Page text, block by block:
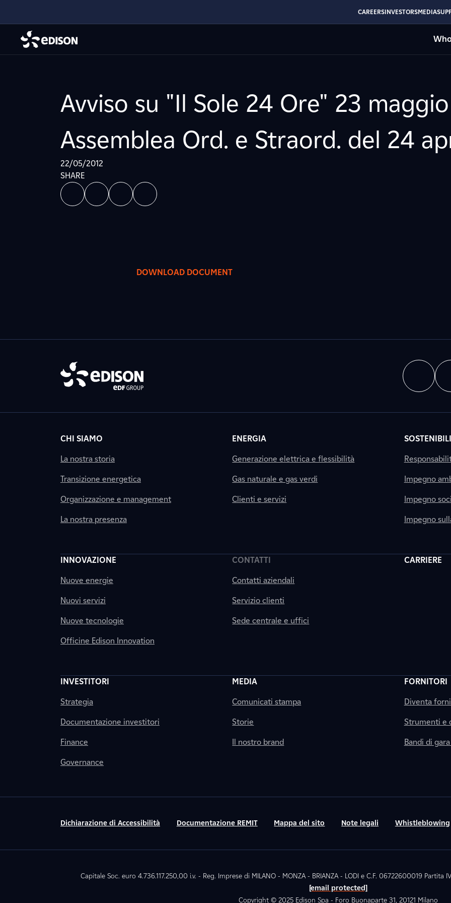
CAREERSINVESTORSMEDIA
Avviso su "Il Sole 24 Ore" 23
Assemblea Ord. e Straord. del 24
22/05/2012
SHARE
DOWNLOAD DOCUMENT
CHI SIAMO
La nostra storia
Transizione energetica
Organizzazione e management
La nostra presenza
ENERGIA
Generazione elettrica e flessibilità
Gas naturale e gas verdi
Clienti e servizi
Impegno
Impegno
Impegno
INNOVAZIONE
Nuove energie
Nuovi servizi
Nuove tecnologie
Officine Edison Innovation
CONTATTI
Contatti aziendali
Servizio clienti
Sede centrale e uffici
CARRIERE
INVESTITORI
Strategia
Documentazione investitori
Finance
Governance
MEDIA
Comunicati stampa
Storie
Il nostro brand
FORNITORI
Diventa
Strumenti e
Bandi di
Dichiarazione di Accessibilità Documentazione REMIT Mappa del sito Note legali Whistleblowing
Capitale Soc. euro 4.736.117.250,00 i.v. - Reg. Imprese di MILANO - MONZA - BRIANZA - LODI e C.F. 06722600019 Partita
[email protected]
Copyright © 2025 Edison Spa - Foro Buonaparte 31, 20121 Milano